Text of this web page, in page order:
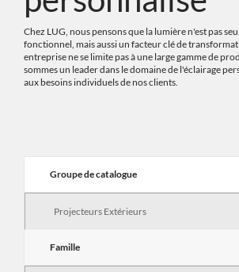
Chez LUG, nous pensons que la lumière n'est pas
fonctionnel, mais aussi un facteur clé de
entreprise ne se limite pas à une large gamme de
sommes un leader dans le domaine de l'éclairage
aux besoins individuels de nos clients.
Groupe de catalogue
Famille